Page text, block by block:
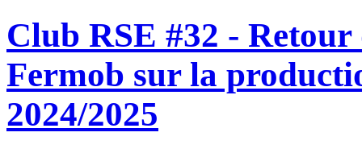
Club RSE #32 -
Fermob sur la
2024/2025